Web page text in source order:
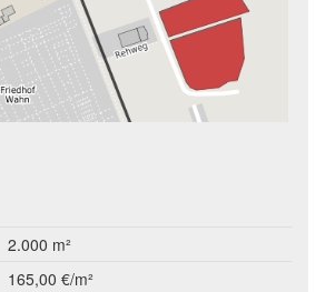
2.000 m²
165,00 €/m²